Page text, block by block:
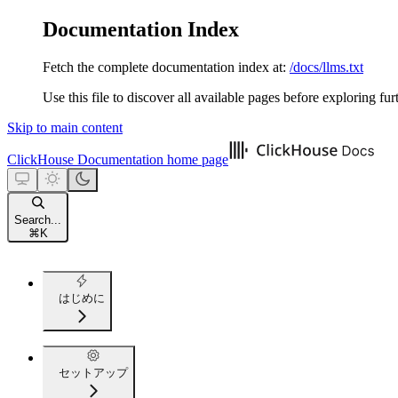
Documentation Index
Fetch the complete documentation index at: /docs/llms.txt
Use this file to discover all available pages before exploring
Skip to main content
ClickHouse Documentation home page
Search...
⌘ K
はじめに
セットアップ